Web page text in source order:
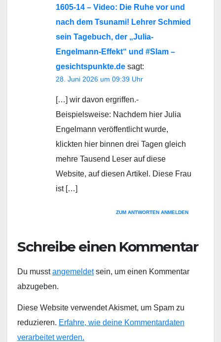
1605-14 – Video: Die Ruhe vor und
nach dem Tsunami! Lehrer Schmied
sein Tagebuch, der „Julia-
Engelmann-Effekt“ und #Slam –
gesichtspunkte.de sagt:
28. Juni 2026 um 09:39 Uhr
[…] wir davon ergriffen.-
Beispielsweise: Nachdem hier Julia
Engelmann veröffentlicht wurde,
klickten hier binnen drei Tagen gleich
mehre Tausend Leser auf diese
Website, auf diesen Artikel. Diese Frau
ist […]
ZUM ANTWORTEN ANMELDEN
Schreibe einen Kommentar
Du musstangemeldetsein, um einen Kommentar
abzugeben.
Diese Website verwendet Akismet, um Spam zu
reduzieren. Erfahre, wie deine Kommentardaten
verarbeitet werden.